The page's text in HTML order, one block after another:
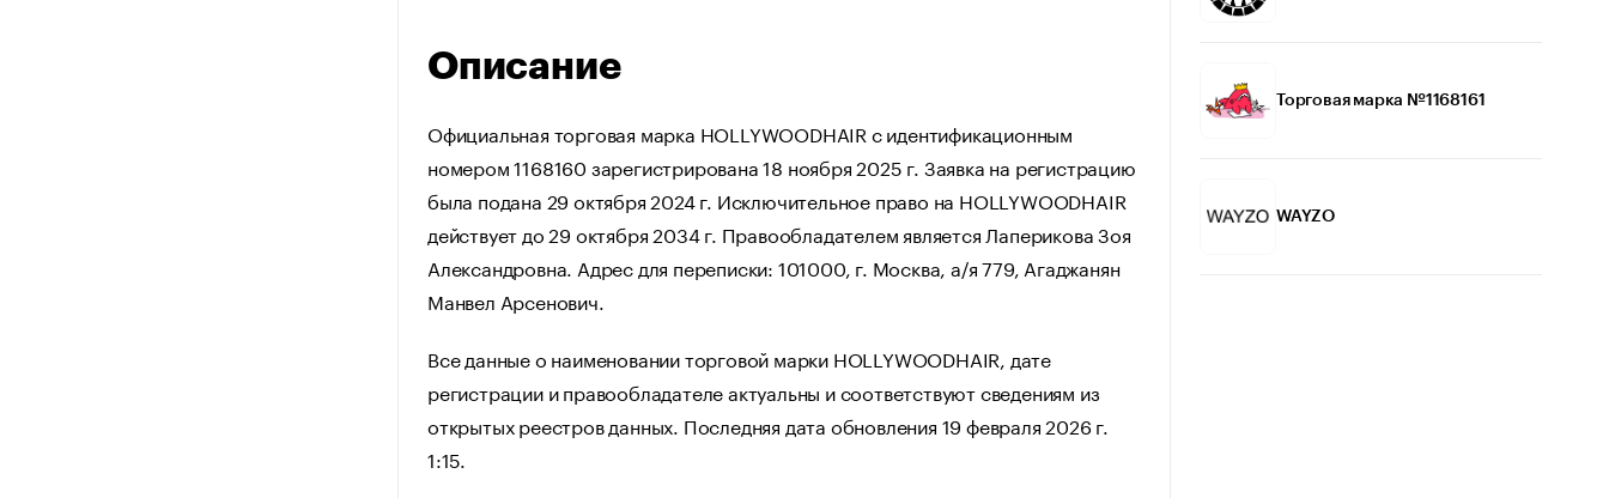
Описание
Официальная торговая марка HOLLYWOODHAIR с идентификационным
номером 1168160 зарегистрирована 18 ноября 2025 г. Заявка на регистрацию
была подана 29 октября 2024 г. Исключительное право на HOLLYWOODHAIR
действует до 29 октября 2034 г. Правообладателем является Лаперикова Зоя
Александровна. Адрес для переписки: 101000, г. Москва, а/я 779, Агаджанян
Манвел Арсенович.
Все данные о наименовании торговой марки HOLLYWOODHAIR, дате
регистрации и правообладателе актуальны и соответствуют сведениям из
открытых реестров данных. Последняя дата обновления 19 февраля 2026 г.
1:15.
Торговая марка №1168161
WAYZO